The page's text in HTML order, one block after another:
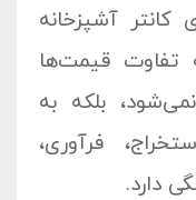
آشپزخانه
تفاوت قیمت‌ها
بلکه به
فرآوری،
دارد.